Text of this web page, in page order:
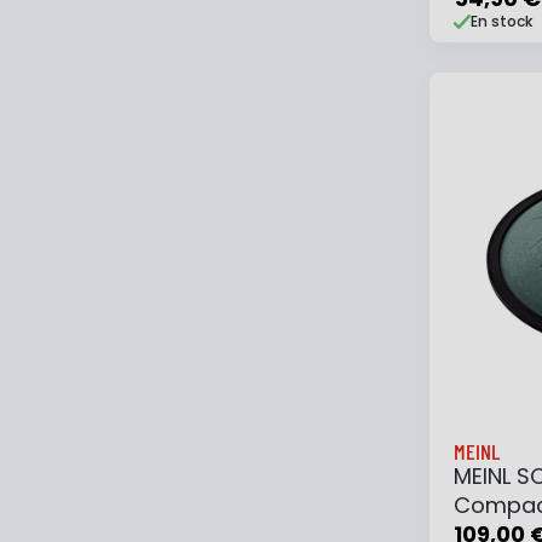
En stock
MEINL
MEINL
10" Si
109,00